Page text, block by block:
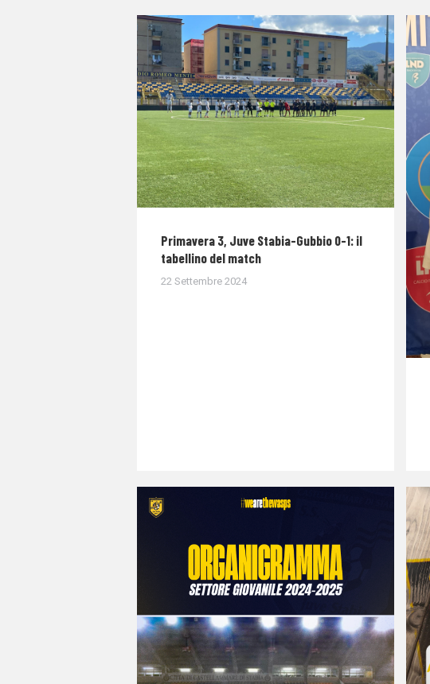
Primavera 3, Juve Stabia-Gubbio 0-1: il
tabellino del match
22 Settembre 2024